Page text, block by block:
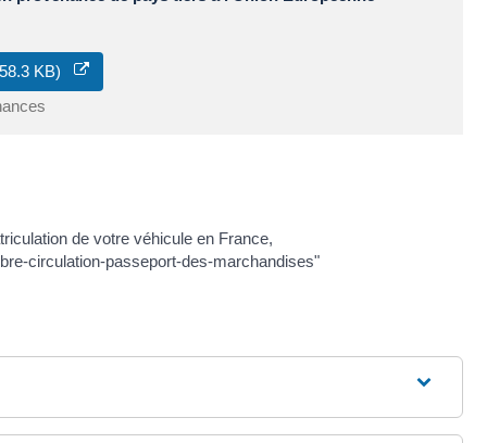
KB)
de votre véhicule en France,
circulation-passeport-des-marchandises"